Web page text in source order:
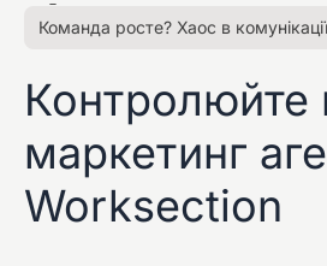
Команда росте? Хаос в
маркетинг
Worksection